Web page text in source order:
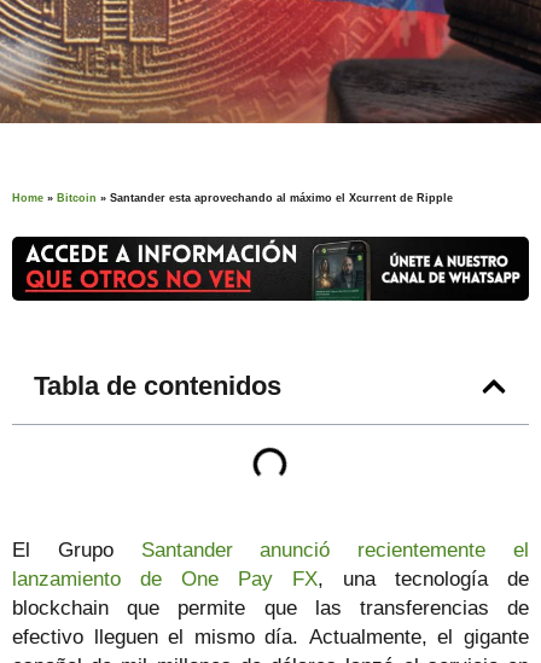
Home » Bitcoin » Santander esta aprovechando al máximo el Xcurrent de Ripple
Tabla de contenidos
El GrupoSantander anunció recientemente el
lanzamiento de One Pay FX, una tecnología de
blockchain que permite que las transferencias de
efectivo lleguen el mismo día. Actualmente, el gigante